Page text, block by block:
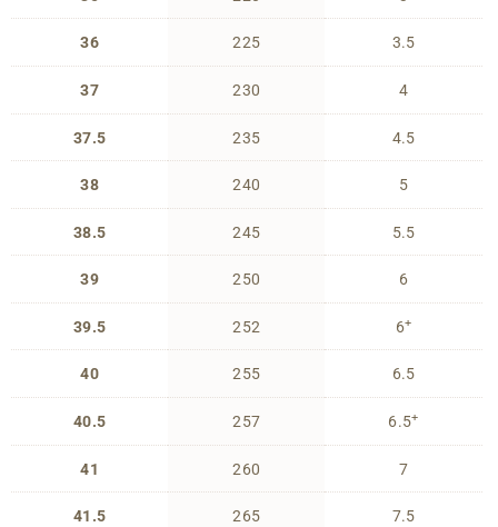
36
37
37.5
38
38.5
39
39.5
40
40.5
41
41.5
225
230
235
240
245
250
252
255
257
260
265
3.5
4
4.5
5
5.5
6
6+
6.5
6.5+
7
7.5